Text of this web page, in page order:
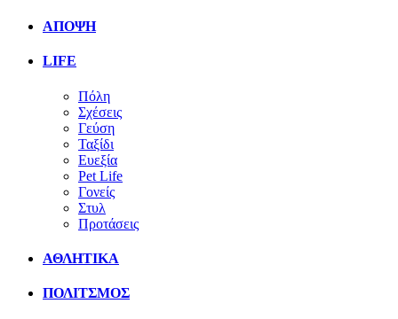
ΑΠΟΨΗ
LIFE
Πόλη
Σχέσεις
Γεύση
Ταξίδι
Ευεξία
Pet Life
Γονείς
Στυλ
Προτάσεις
ΑΘΛΗΤΙΚΑ
ΠΟΛΙΤΣΜΟΣ